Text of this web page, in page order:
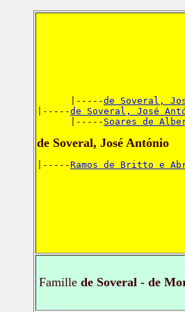
      |-----
de Soveral,
|-----de Soveral, José
      |-----
Soares de
de Soveral, José António
|-----Ramos de Britto e
Famillede Soveral - de